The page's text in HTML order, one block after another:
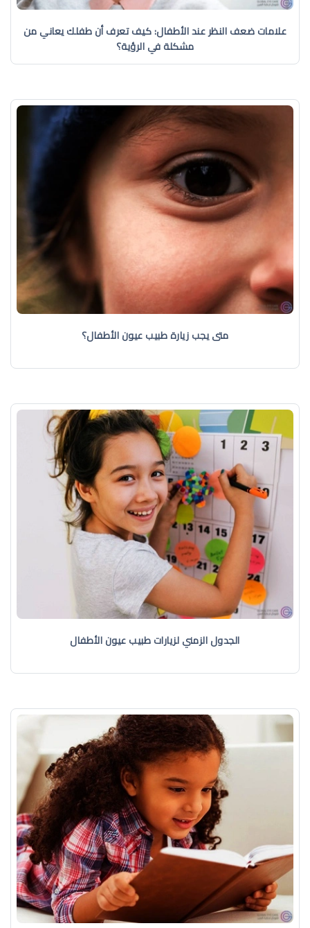
علامات ضعف النظر عند الأطفال: كيف تعرف أن طفلك يعاني من
مشكلة في الرؤية؟
متى يجب زيارة طبيب عيون الأطفال؟
الجدول الزمني لزيارات طبيب عيون الأطفال